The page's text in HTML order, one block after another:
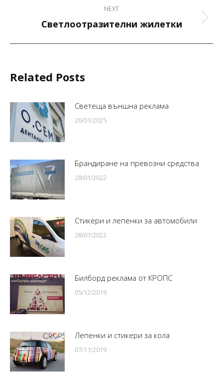
NEXT
Next
Светлоотразителни жилетки
Related Posts
Светеща външна реклама
20/01/2025
Брандиране на превозни средства
28/01/2022
Стикери и лепенки за автомобили
28/01/2022
Билборд реклама от КРОПС
05/12/2019
Лепенки и стикери за кола
07/11/2019